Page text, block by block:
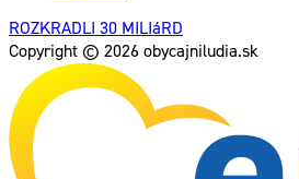
ROZKRADLI 30 MILIáRD
Copyright © 2026 obycajniludia.sk